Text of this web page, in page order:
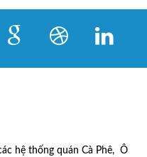
hệ thống quán Cà Phê, Ô